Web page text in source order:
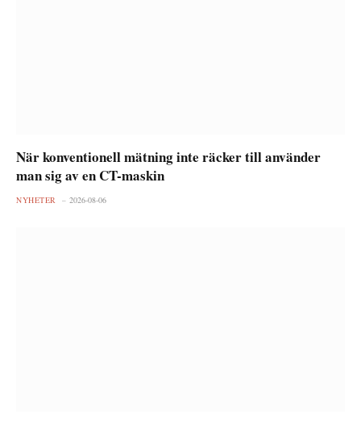
När konventionell mätning inte räcker till använder
man sig av en CT-maskin
NYHETER 2026-08-06